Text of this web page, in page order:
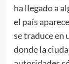
ha llegado a
el país
se traduce en
donde la